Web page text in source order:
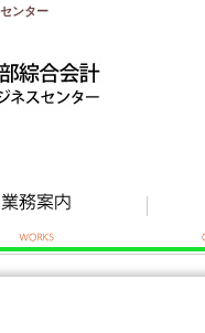
ンター